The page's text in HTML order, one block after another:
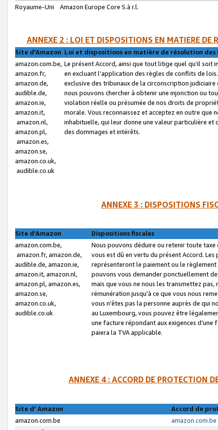
Royaume-Uni
Amazon Europe Core S.à r.l.
ANNEXE 2 : LOI ET DISPOSITIONS EN MATIERE DE
Site d’Amazon Loi et dispositions en matière de résolution
amazon.com.be,
amazon.fr,
amazon.de,
audible.de,
amazon.ie,
amazon.it,
amazon.nl,
amazon.pl,
amazon.es,
amazon.se,
amazon.co.uk,
audible.co.uk
Le présent Accord, ainsi que tout litige quel qu’il soit
en excluant l’application des règles de conflits de
exclusive des tribunaux de la circonscription
nous pouvons chercher à obtenir une injonction ou
violation réelle ou présumée de nos droits de
morale. Vous reconnaissez et acceptez en outre que
inhabituelle, qui leur donne une valeur particulière
des dommages et intérêts.
ANNEXE 3 : DISPOSITIONS
Site d’Amazon
Dispositions fiscales
amazon.com.be,
amazon.fr, amazon.de,
audible.de, amazon.ie,
amazon.it, amazon.nl,
amazon.pl, amazon.es,
amazon.se,
amazon.co.uk,
audible.co.uk
Nous pouvons déduire ou retenir toute
vous est dû en vertu du présent Accord.
représenteront le paiement ou le
pouvons vous demander ponctuellement
mais que vous ne nous les transmettez
rémunération jusqu’à ce que vous nous
vous n’êtes pas la personne auprès de qui
au Luxembourg, vous pouvez être
une facture répondant aux exigences
paiera la TVA applicable.
ANNEXE 4 : ACCORD DE PROTECTION
Site d’ Amazon
Accord de
amazon.com.be